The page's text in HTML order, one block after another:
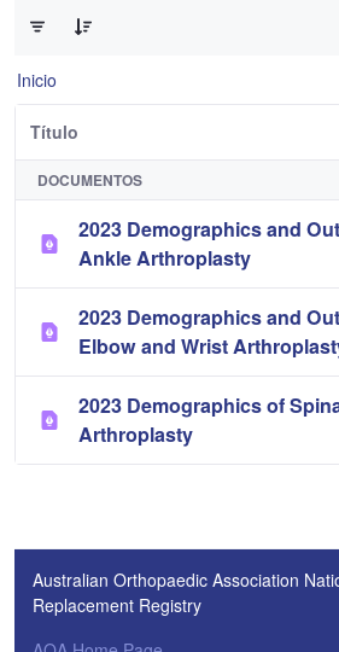
Inicio
Título
DOCUMENTOS
2023 Demographics and
Ankle Arthroplasty
2023 Demographics and
Elbow and Wrist
2023 Demographics of
Arthroplasty
Australian Orthopaedic Association
Replacement Registry